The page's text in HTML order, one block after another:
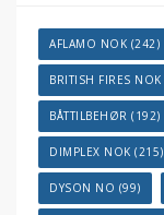
AFLAMO NOK (242)
BRITISH FIRES NOK
BÅTTILBEHØR (192)
DIMPLEX NOK (215)
DYSON NO (99)